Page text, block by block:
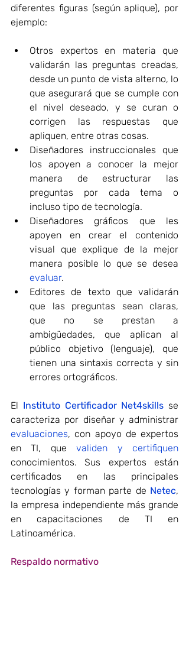
diferentes figuras (según aplique), por
ejemplo:
Otros expertos en materia que
validarán las preguntas creadas,
desde un punto de vista alterno, lo
que asegurará que se cumple con
el nivel deseado, y se curan o
corrigen las respuestas que
apliquen, entre otras cosas.
Diseñadores instruccionales que
los apoyen a conocer la mejor
manera de estructurar las
preguntas por cada tema o
incluso tipo de tecnología.
Diseñadores gráficos que les
apoyen en crear el contenido
visual que explique de la mejor
evaluar.
Editores de texto que validarán
que las preguntas sean claras,
que no se prestan a
ambigüedades, que aplican al
público objetivo (lenguaje), que
tienen una sintaxis correcta y sin
errores ortográficos.
El Instituto Certificador Net4skills se
evaluaciones, con apoyo de expertos
en TI, que validen y certifiquen
conocimientos. Sus expertos están
certificados en las principales
tecnologías y forman parte de Netec,
la empresa independiente más grande
en capacitaciones de TI en
Latinoamérica.
Respaldo normativo